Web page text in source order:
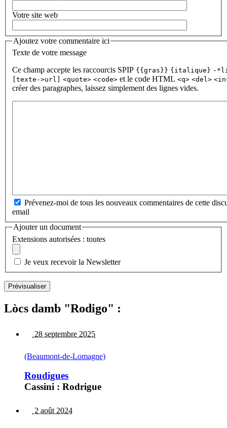
Votre site web
Ajoutez votre commentaire ici
Texte de votre message
Ce champ accepte les raccourcis SPIP {{gras}} {italique} -
[texte->url]
<quote> <code> et le code HTML <q> <del>
créer des paragraphes, laissez simplement des lignes vides.
Prévenez-moi de tous les nouveaux commentaires de cette
email
Ajouter un document
Extensions autorisées : toutes
Je veux recevoir la Newsletter
Lòcs damb "Rodigo" :
28 septembre 2025
(Beaumont-de-Lomagne)
Roudigues
Cassini : Rodrigue
2 août 2024